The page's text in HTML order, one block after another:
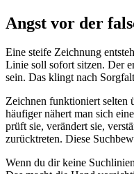
Angst vor der
Eine steife Zeichnung
Linie soll sofort sitzen. Der
sein. Das klingt nach
Zeichnen funktioniert selten
häufiger nähert man sich
prüft sie, verändert sie,
zurücktreten. Diese
Wenn du dir keine